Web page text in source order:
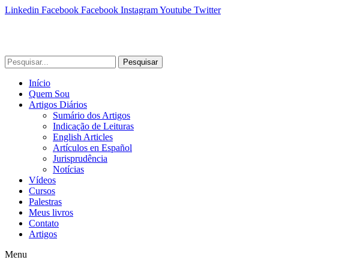
Linkedin Facebook Facebook InstagramYoutube Twitter
Pesquisar
Início
Quem Sou
Artigos Diários
Sumário dos Artigos
Indicação de Leituras
English Articles
Artículos en Español
Jurisprudência
Notícias
Vídeos
Cursos
Palestras
Meus livros
Contato
Artigos
Menu